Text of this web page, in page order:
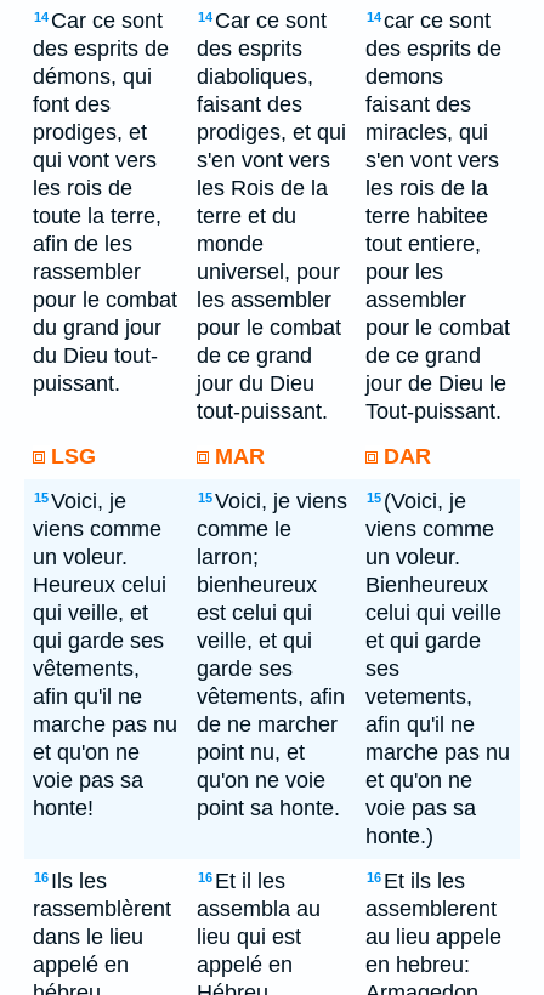
14 Car ce sont
des esprits de
démons, qui
font des
prodiges, et
qui vont vers
les rois de
toute la terre,
afin de les
rassembler
pour le combat
du grand jour
du Dieu tout-
puissant.
14 Car ce sont
des esprits
diaboliques,
faisant des
prodiges, et qui
s'en vont vers
les Rois de la
terre et du
monde
universel, pour
les assembler
pour le combat
de ce grand
jour du Dieu
tout-puissant.
14car ce sont
des esprits de
demons
faisant des
miracles, qui
s'en vont vers
les rois de la
terre habitee
tout entiere,
pour les
assembler
pour le combat
de ce grand
jour de Dieu le
Tout-puissant.
LSG
MAR DAR
15Voici, je
viens comme
un voleur.
Heureux celui
qui veille, et
qui garde ses
vêtements,
afin qu'il ne
marche pas nu
et qu'on ne
voie pas sa
honte!
15Voici, je viens
comme le
larron;
bienheureux
est celui qui
veille, et qui
garde ses
vêtements, afin
de ne marcher
point nu, et
qu'on ne voie
point sa honte.
15 (Voici, je
viens comme
un voleur.
Bienheureux
celui qui veille
et qui garde
ses
vetements,
afin qu'il ne
marche pas nu
et qu'on ne
voie pas sa
honte.)
16 Ils les
rassemblèrent
dans le lieu
appelé en
16 Et il les
assembla au
lieu qui est
appelé en
16 Et ils les
assemblerent
au lieu appele
en hebreu: